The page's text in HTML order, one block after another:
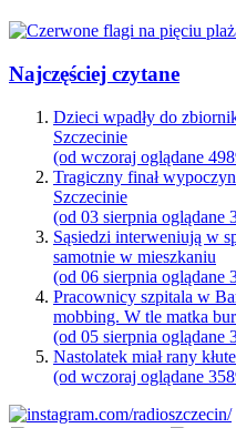
Najczęściej czytane
Dzieci wpadły do
Szczecinie
(od wczoraj oglądane
Tragiczny finał
Szczecinie
(od 03 sierpnia oglądane
Sąsiedzi interweniują w
samotnie w mieszkaniu
(od 06 sierpnia oglądane
Pracownicy szpitala w
mobbing. W tle matka
(od 05 sierpnia oglądane
Nastolatek miał rany
(od wczoraj oglądane